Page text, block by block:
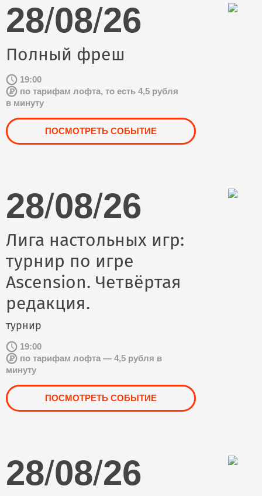
28/08/26
Полный фреш
19:00
по тарифам лофта, то есть 4,5 рубля
в минуту
ПОСМОТРЕТЬ СОБЫТИЕ
28/08/26
Лига настольных игр:
турнир по игре
Ascension. Четвёртая
редакция.
турнир
19:00
по тарифам лофта — 4,5 рубля в
минуту
ПОСМОТРЕТЬ СОБЫТИЕ
28/08/26